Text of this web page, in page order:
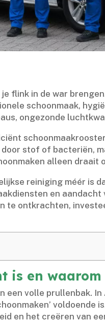
flink in de war
schoonmaak,
ongezonde
stof of bacteriën,
alleen draait
reiniging méér is
en
ontkrachten,
is en
volle prullenbak.​
voldoende
en het creëren van